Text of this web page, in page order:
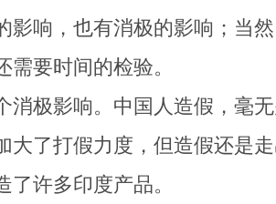
影响，也有消极的影响；当
需要时间的检验。
极影响。中国人造假，毫无
大了打假力度，但造假还是
了许多印度产品。